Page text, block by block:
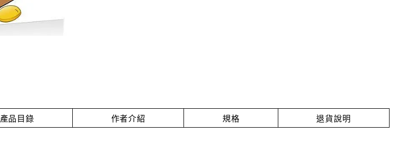
產品目錄 作者介紹 規格 退貨說明